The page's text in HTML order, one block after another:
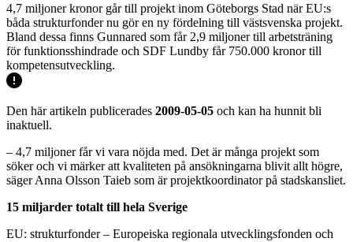
4,7 miljoner kronor går till projekt inom Göteborgs Stad när EU:s
båda strukturfonder nu gör en ny fördelning till västsvenska projekt.
Bland dessa finns Gunnared som får 2,9 miljoner till arbetsträning
för funktionsshindrade och SDF Lundby får 750.000 kronor till
kompetensutveckling.
Den här artikeln publicerades 2009-05-05 och kan ha hunnit bli
inaktuell.
– 4,7 miljoner får vi vara nöjda med. Det är många projekt som
söker och vi märker att kvaliteten på ansökningarna blivit allt högre,
säger Anna Olsson Taieb som är projektkoordinator på stadskansliet.
15 miljarder totalt till hela Sverige
EU: strukturfonder – Europeiska regionala utvecklingsfonden och